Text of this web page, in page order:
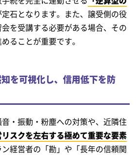
定石となります。また、譲受側の役
を受講する必要がある場合、その
ることが重要です。
を可視化し、信用低下を防
・振動・粉塵への対策や、近隣住
スクを左右する極めて重要な要素
経営者の「勘」や「長年の信頼関